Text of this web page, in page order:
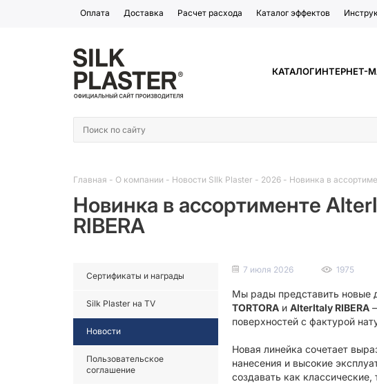
Оплата Доставка Расчет расхода Каталог эффектов
КАТАЛОГИНТЕРНЕТ-
Главная - О компании - Новости SIlk Plaster - 2026 - Новинка в
Новинка в ассортименте
RIBERA
Сертификаты и награды
Silk Plaster на TV
Новости
Пользовательское
соглашение
7 июля 2026 1975
Мы рады представить новые
TORTORA и AlterItaly RIBERA
поверхностей с фактурой
Новая линейка сочетает
нанесения и высокие
создавать как